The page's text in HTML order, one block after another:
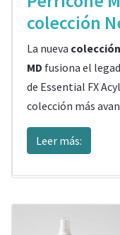
colección
La nueva
MD fusiona el
de Essential FX
colección más
Leer más: